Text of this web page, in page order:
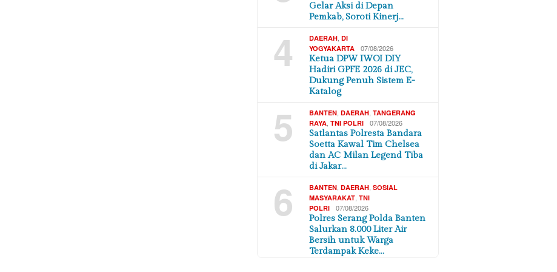
Gelar Aksi di Depan
Pemkab, Soroti Kinerj…
4 DAERAH ,DI
YOGYAKARTA
07/08/2026
Ketua DPW IWOI DIY
Hadiri GPFE 2026 di JEC,
Dukung Penuh Sistem E-
Katalog
5 BANTEN ,DAERAH ,TANGERANG
RAYA ,TNI POLRI 07/08/2026
Satlantas Polresta Bandara
Soetta Kawal Tim Chelsea
dan AC Milan Legend Tiba
di Jakar…
6 BANTEN ,DAERAH ,SOSIAL
MASYARAKAT ,TNI
POLRI
07/08/2026
Polres Serang Polda Banten
Salurkan 8.000 Liter Air
Bersih untuk Warga
Terdampak Keke…